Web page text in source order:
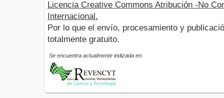
Licencia Creative Commons Atribución -No
Internacional.
Por lo que el envío, procesamiento y
totalmente gratuito.
Se encuentra actualmente indizada en: